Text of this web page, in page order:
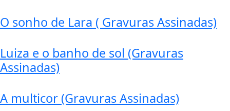
O sonho de Lara ( Gravuras Assinadas)
Luiza e o banho de sol (Gravuras
Assinadas)
A multicor (Gravuras Assinadas)